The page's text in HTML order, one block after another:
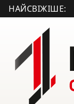
НАЙСВІЖІШЕ: